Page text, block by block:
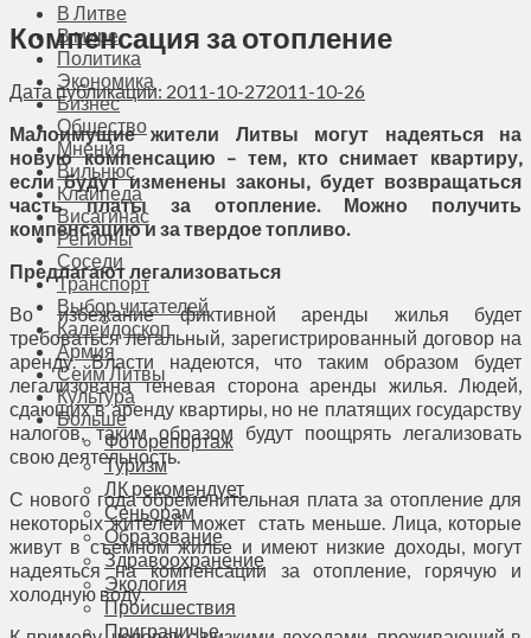
В Литве
В мире
Политика
Экономика
Бизнес
Общество
Мнения
Вильнюс
Клайпеда
Висагинас
Регионы
Соседи
Транспорт
Выбор читателей
Калейдоскоп
Армия
Сейм Литвы
Культура
Больше
Фоторепортаж
Туризм
ЛК рекомендует
Сеньорам
Образование
Здравоохранение
Экология
Происшествия
Приграничье
Компенсация за отопление
Дата публикации: 2011-10-272011-10-26
Малоимущие жители Литвы могут надеяться на
новую компенсацию – тем, кто снимает квартиру,
если будут изменены законы, будет возвращаться
часть платы за отопление. Можно получить
компенсацию и за твердое топливо.
Предлагают легализоваться
Во избежание фиктивной аренды жилья будет
требоваться легальный, зарегистрированный договор на
аренду. Власти надеются, что таким образом будет
легализована теневая сторона аренды жилья. Людей,
сдающих в аренду квартиры, но не платящих государству
налогов, таким образом будут поощрять легализовать
свою деятельность.
С нового года обременительная плата за отопление для
некоторых жителей может стать меньше. Лица, которые
живут в съемном жилье и имеют низкие доходы, могут
надеяться на компенсации за отопление, горячую и
холодную воду.